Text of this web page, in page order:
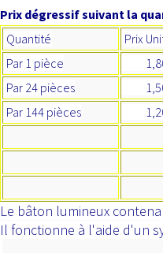
Prix dégressif suivant la
Quantité
Prix
Par 1 pièce
Par 24 pièces
Par 144 pièces
Le bâton lumineux
Il fonctionne à l'aide d'un